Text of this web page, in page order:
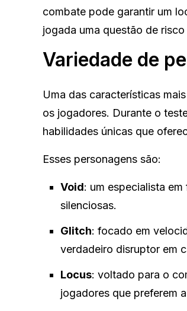
combate pode garantir um
jogada uma questão de
Variedade de
Uma das características
os jogadores. Durante o
habilidades únicas que
Esses personagens são:
Void: um especialista
silenciosas.
Glitch: focado em
verdadeiro disruptor em
Locus: voltado para o
jogadores que preferem